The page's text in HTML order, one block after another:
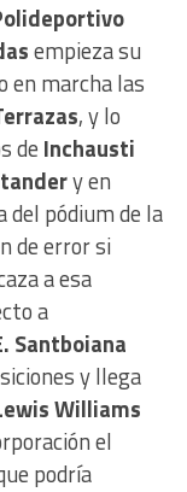
empieza su
en marcha las
, y lo
de Inchausti
y en
del pódium de la
de error si
a esa
a
Santboiana
y llega
Williams
el
podría